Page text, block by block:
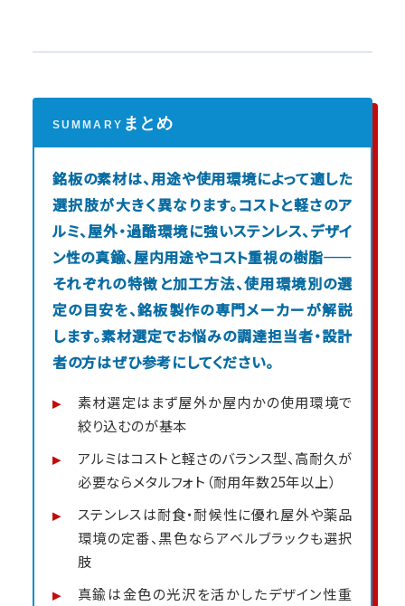
SUMMARY まとめ
銘板の素材は、用途や使用環境によって適した
選択肢が大きく異なります。コストと軽さのア
ルミ、屋外・過酷環境に強いステンレス、デザイ
ン性の真鍮、屋内用途やコスト重視の樹脂——
それぞれの特徴と加工方法、使用環境別の選
定の目安を、銘板製作の専門メーカーが解説
します。素材選定でお悩みの調達担当者・設計
者の方はぜひ参考にしてください。
素材選定はまず屋外か屋内かの使用環境で
絞り込むのが基本
アルミはコストと軽さのバランス型、高耐久が
必要ならメタルフォト（耐用年数25年以上）
ステンレスは耐食・耐候性に優れ屋外や薬品
環境の定番、黒色ならアベルブラックも選択
肢
真鍮は金色の光沢を活かしたデザイン性重